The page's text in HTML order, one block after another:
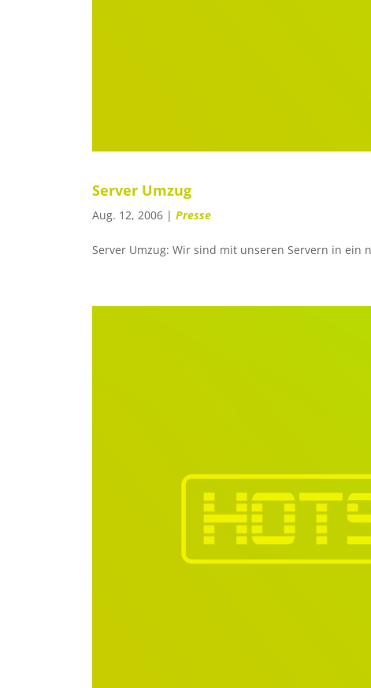
Server Umzug
Aug. 12, 2006 | Presse
Server Umzug: Wir sind mit unseren Servern in ein